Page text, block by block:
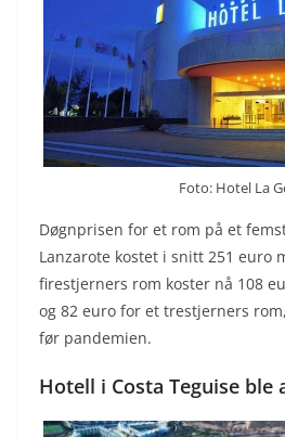
Foto: Hotel La
Døgnprisen for et rom på et
Lanzarote kostet i snitt 251 euro
firestjerners rom koster nå 108
og 82 euro for et trestjerners
før pandemien.
Hotell i Costa Teguise